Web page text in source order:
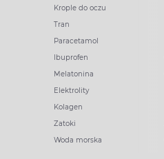
Krople do oczu
Tran
Paracetamol
Ibuprofen
Melatonina
Elektrolity
Kolagen
Zatoki
Woda morska